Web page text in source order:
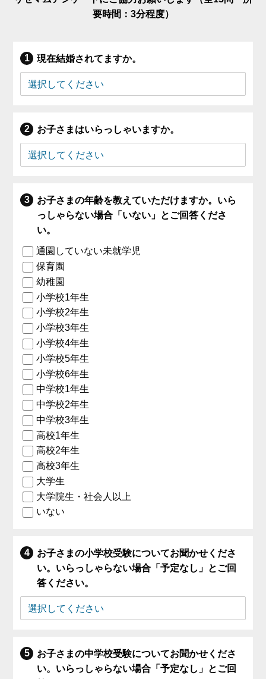
要時間：3分程度）
現在結婚されてますか。
お子さまはいらっしゃいますか。
お子さまの年齢を教えていただけますか。いら
っしゃらない場合「いない」とご回答くださ
い。
通園していない未就学児
保育園
幼稚園
小学校1年生
小学校2年生
小学校3年生
小学校4年生
小学校5年生
小学校6年生
中学校1年生
中学校2年生
中学校3年生
高校1年生
高校2年生
高校3年生
大学生
大学院生・社会人以上
いない
お子さまの小学校受験についてお聞かせくださ
い。いらっしゃらない場合「予定なし」とご回
答ください。
お子さまの中学校受験についてお聞かせくださ
い。いらっしゃらない場合「予定なし」とご回